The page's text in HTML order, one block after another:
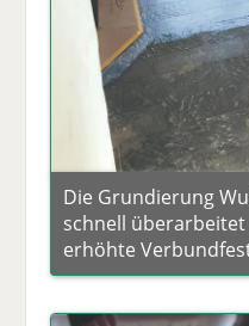
Die Grundierung
schnell
erhöhte